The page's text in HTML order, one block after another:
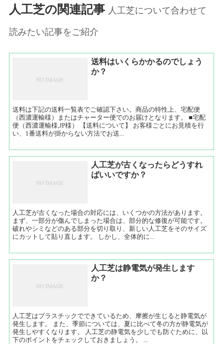
人工芝の関連記事 人工芝について合わせて
読みたい記事をご紹介
送料はいくらかかるのでしょう
か？
送料は下記の送料一覧表でご確認下さい。商品の特性上、宅配便
（西濃運輸様）またはチャーター便でのお届けとなります。 ■宅配
便（西濃運輸様,JP様） 【送料について】 お客様ごとにお見積を行
い、1番送料が掛からない方法でお送...
人工芝が古くなったらどうすれ
ばいいですか？
人工芝が古くなった場合の対応には、いくつかの方法があります。
まず、一部分が傷んでしまった場合は、部分的な修復が可能です。
破れやシミなどのある部分を切り取り、新しい人工芝をそのサイズ
にカットして貼り直します。 しかし、全体的に...
人工芝は静電気が発生します
か？
人工芝はプラスチックでできているため、摩擦が生じると静電気が
発生します。 また、季節については、夏に比べて冬の方が静電気が
発生しやすくなります。 人工芝の静電気を少しでも防ぐために、以
下のポイントをチェックしておきましょう。 ...